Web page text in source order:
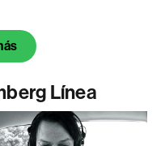
Línea